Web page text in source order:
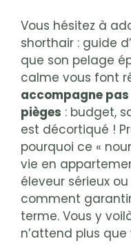
Vous hésitez à
shorthair : guide
que son pelage
calme vous font
accompagne
pièges : budget,
est décortiqué !
pourquoi ce «
vie en
éleveur sérieux
comment
terme. Vous y
n’attend plus que